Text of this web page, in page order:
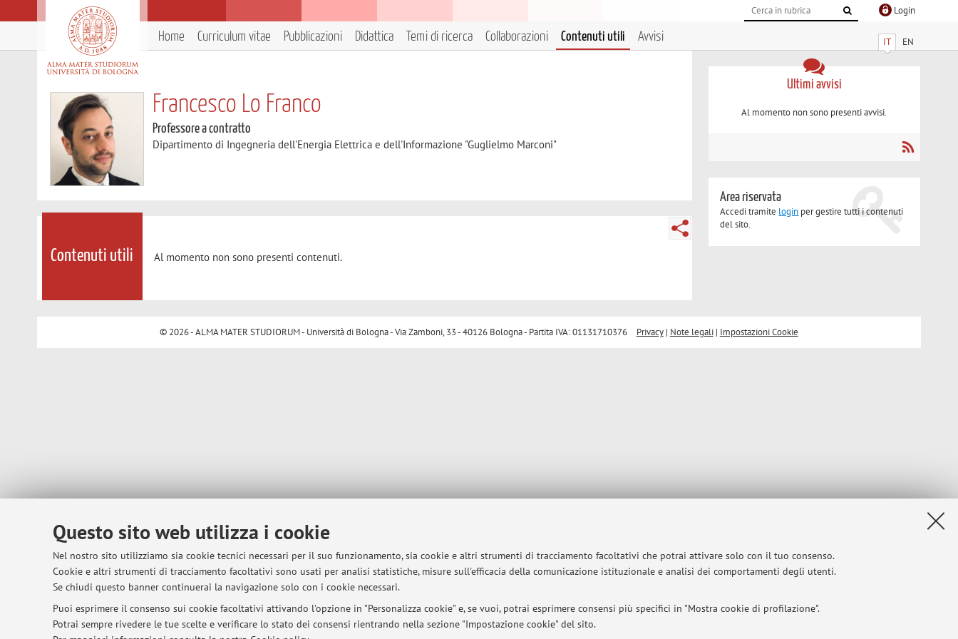
Questo sito web utilizza i cookie
Nel nostro sito utilizziamo sia cookie tecnici necessari per il suo funzionamento, sia cookie e altri strumenti di tracciamento facoltativi che potrai attivare solo con il tuo consenso.
Cookie e altri strumenti di tracciamento facoltativi sono usati per analisi statistiche, misure sull'efficacia della comunicazione istituzionale e analisi dei comportamenti degli utenti.
Se chiudi questo banner continuerai la navigazione solo con i cookie necessari.
Puoi esprimere il consenso sui cookie facoltativi attivando l'opzione in "Personalizza cookie" e, se vuoi, potrai esprimere consensi più specifici in "Mostra cookie di profilazione".
Potrai sempre rivedere le tue scelte e verificare lo stato dei consensi rientrando nella sezione "Impostazione cookie" del sito.
Login
IT EN
Home Curriculum vitae Pubblicazioni Didattica Temi di ricerca Collaborazioni Contenuti utili Avvisi
Francesco Lo Franco
Professore a contratto
Dipartimento di Ingegneria dell'Energia Elettrica e dell'Informazione "Guglielmo Marconi"
Contenuti utili Al momento non sono presenti contenuti.
Ultimi avvisi
Al momento non sono presenti avvisi.
Area riservata
Accedi tramite login per gestire tutti i contenuti
del sito.
© 2026 - ALMA MATER STUDIORUM - Università di Bologna - Via Zamboni, 33 - 40126 Bologna - Partita IVA: 01131710376 Privacy| Note legali| Impostazioni Cookie